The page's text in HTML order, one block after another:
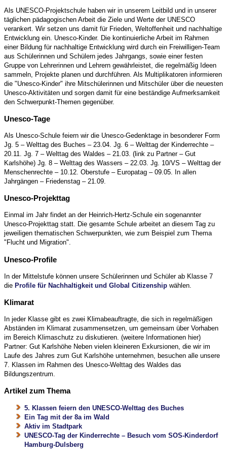
Als UNESCO-Projektschule haben wir in unserem Leitbild und in unserer
täglichen pädagogischen Arbeit die Ziele und Werte der UNESCO
verankert. Wir setzen uns damit für Frieden, Weltoffenheit und nachhaltige
Entwicklung ein. Unesco-Kinder. Die kontinuierliche Arbeit im Rahmen
einer Bildung für nachhaltige Entwicklung wird durch ein Freiwilligen-Team
aus Schülerinnen und Schülern jedes Jahrgangs, sowie einer festen
Gruppe von Lehrerinnen und Lehrern gewährleistet, die regelmäßig Ideen
sammeln, Projekte planen und durchführen. Als Multiplikatoren informieren
die "Unesco-Kinder" ihre Mitschülerinnen und Mitschüler über die neuesten
Unesco-Aktivitäten und sorgen damit für eine beständige Aufmerksamkeit
den Schwerpunkt-Themen gegenüber.
Unesco-Tage
Als Unesco-Schule feiern wir die Unesco-Gedenktage in besonderer Form
Jg. 5 – Welttag des Buches – 23.04. Jg. 6 – Welttag der Kinderrechte –
20.11. Jg. 7 – Welttag des Waldes – 21.03. (link zu Partner – Gut
Karlshöhe) Jg. 8 – Welttag des Wassers – 22.03. Jg. 10/VS – Welttag der
Menschenrechte – 10.12. Oberstufe – Europatag – 09.05. In allen
Jahrgängen – Friedenstag – 21.09.
Unesco-Projekttag
Einmal im Jahr findet an der Heinrich-Hertz-Schule ein sogenannter
Unesco-Projekttag statt. Die gesamte Schule arbeitet an diesem Tag zu
jeweiligen thematischen Schwerpunkten, wie zum Beispiel zum Thema
"Flucht und Migration".
Unesco-Profile
In der Mittelstufe können unsere Schülerinnen und Schüler ab Klasse 7
die Profile für Nachhaltigkeit und Global Citizenship wählen.
Klimarat
In jeder Klasse gibt es zwei Klimabeauftragte, die sich in regelmäßigen
Abständen im Klimarat zusammensetzen, um gemeinsam über Vorhaben
im Bereich Klimaschutz zu diskutieren. (weitere Informationen hier)
Partner: Gut Karlshöhe Neben vielen kleineren Exkursionen, die wir im
Laufe des Jahres zum Gut Karlshöhe unternehmen, besuchen alle unsere
7. Klassen im Rahmen des Unesco-Welttag des Waldes das
Bildungszentrum.
Artikel zum Thema
5. Klassen feiern den UNESCO-Welttag des Buches
Ein Tag mit der 8a im Wald
Aktiv im Stadtpark
UNESCO-Tag der Kinderrechte – Besuch vom SOS-Kinderdorf
Hamburg-Dulsberg